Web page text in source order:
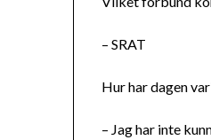
– SRAT
Hur har dagen
– Jag har inte